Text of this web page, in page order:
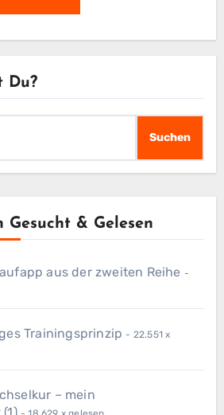
Du?
& Gelesen
aus der zweiten Reihe -
Trainingsprinzip - 22.551 x
– mein